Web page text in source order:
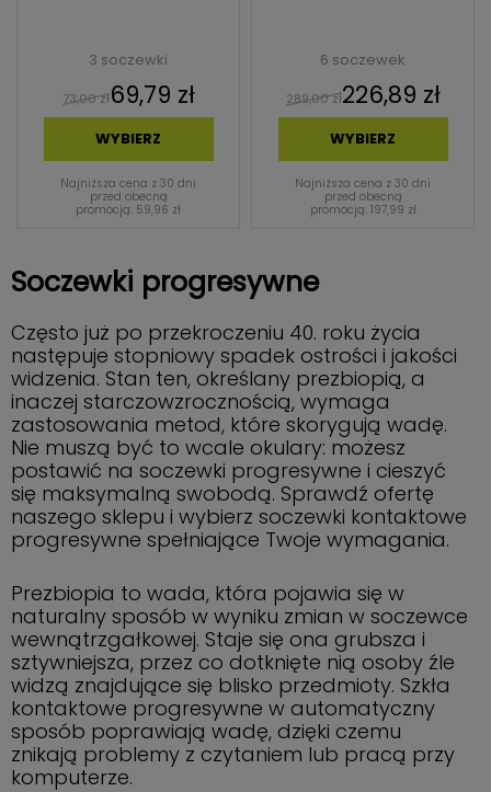
3 soczewki
73,00 zł69,79 zł
WYBIERZ
Najniższa cena z 30 dni
przed obecną
promocją: 59,96 zł
6 soczewek
289,00 zł226,89 zł
WYBIERZ
Najniższa cena z 30 dni
przed obecną
promocją: 197,99 zł
Soczewki progresywne
Często już po przekroczeniu 40. roku życia
następuje stopniowy spadek ostrości i jakości
widzenia. Stan ten, określany prezbiopią, a
inaczej starczowzrocznością, wymaga
zastosowania metod, które skorygują wadę.
Nie muszą być to wcale okulary: możesz
postawić na soczewki progresywne i cieszyć
się maksymalną swobodą. Sprawdź ofertę
naszego sklepu i wybierz soczewki kontaktowe
progresywne spełniające Twoje wymagania.
Prezbiopia to wada, która pojawia się w
naturalny sposób w wyniku zmian w soczewce
wewnątrzgałkowej. Staje się ona grubsza i
sztywniejsza, przez co dotknięte nią osoby źle
widzą znajdujące się blisko przedmioty. Szkła
kontaktowe progresywne w automatyczny
sposób poprawiają wadę, dzięki czemu
znikają problemy z czytaniem lub pracą przy
komputerze.